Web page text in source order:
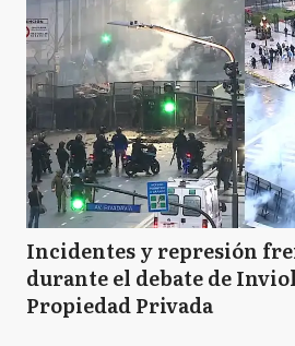
Incidentes y represión
durante el debate de
Propiedad Privada